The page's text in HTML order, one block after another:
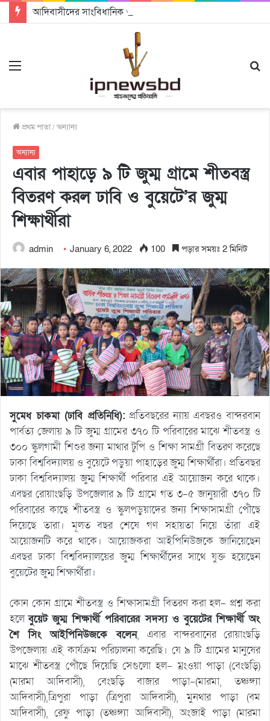
প্রথম পাতা/অন্যান্য
অন্যান্য
এবার পাহাড়ে ৯ টি জুম্ম গ্রামে শীতবস্ত্র
বিতরণ করল ঢাবি ও বুয়েটে’র জুম্ম
শিক্ষার্থীরা
admin January 6, 2022 100 পড়ার সময়ঃ 2 মিনিট
সুমেধ চাকমা (ঢাবি প্রতিনিধি): প্রতিবছরের ন্যায় এবছরও বান্দরবান
পার্বত্য জেলায় ৯ টি জুম্ম গ্রামের ৩৭০ টি পরিবারের মাঝে শীতবস্ত্র ও
৩০০ স্কুলগামী শিশুর জন্য মাথার টুপি ও শিক্ষা সামগ্রী বিতরণ করেছে
ঢাকা বিশ্ববিদ্যালয় ও বুয়েটে পড়ুয়া পাহাড়ের জুম্ম শিক্ষার্থীরা। প্রতিবছর
ঢাকা বিশ্ববিদ্যালয় জুম্ম শিক্ষার্থী পরিবার এই আয়োজন করে থাকে।
এবছর রোয়াংছড়ি উপজেলার ৯ টি গ্রামে গত ৩-৫ জানুয়ারী ৩৭০ টি
পরিবারের কাছে শীতবস্ত্র ও স্কুলপড়ুয়াদের জন্য শিক্ষাসামগ্রী পৌঁছে
দিয়েছে তারা। মূলত বছর শেষে গণ সহায়তা নিয়ে তাঁরা এই
আয়োজনটি করে থাকে। আয়োজকরা আইপিনিউজকে জানিয়েছেন
এবছর ঢাকা বিশ্ববিদ্যালয়ের জুম্ম শিক্ষার্থীদের সাথে যুক্ত হয়েছেন
বুয়েটের জুম্ম শিক্ষার্থীরা।
কোন কোন গ্রামে শীতবস্ত্র ও শিক্ষাসামগ্রী বিতরণ করা হল- প্রশ্ন করা
হলেবুয়েট জুম্ম শিক্ষার্থী পরিবারের সদস্য ও বুয়েটের শিক্ষার্থী অং
শৈ সিং আইপিনিউজকে বলেন, এবার বান্দরবানের রোয়াংছড়ি
উপজেলায় এই্ কার্যক্রম পরিচালনা করেছি। যে ৯ টি গ্রামের মানুষের
মাঝে শীতবস্ত্র পৌঁছে দিয়েছি সেগুলো হল- ম্রংওয়া পাড়া (বেংছড়ি)
(মারমা আদিবাসী), বেংছড়ি বাজার পাড়া-(মারমা, তঞ্চঙ্গ্যা
আদিবাসী),ত্রিপুরা পাড়া (ত্রিপুরা আদিবাসী), মুনথার পাড়া (বম
আদিবাসী), রেফু পাড়া (তঞ্চঙ্গ্যা আদিবাসী), অংজাই পাড়া (মারমা